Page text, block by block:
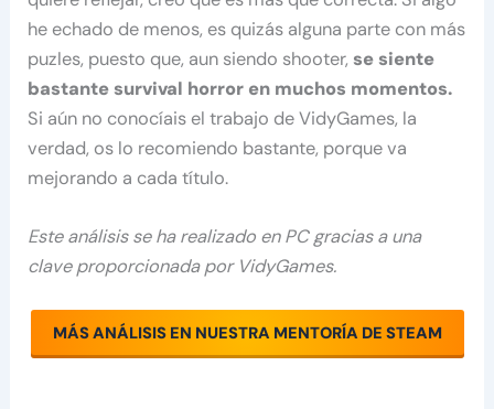
he echado de menos, es quizás alguna parte con más
puzles, puesto que, aun siendo shooter,se siente
bastante survival horror en muchos momentos.
Si aún no conocíais el trabajo de VidyGames, la
verdad, os lo recomiendo bastante, porque va
mejorando a cada título.
Este análisis se ha realizado en PC gracias a una
clave proporcionada por VidyGames.
MÁS ANÁLISIS EN NUESTRA MENTORÍA DE STEAM